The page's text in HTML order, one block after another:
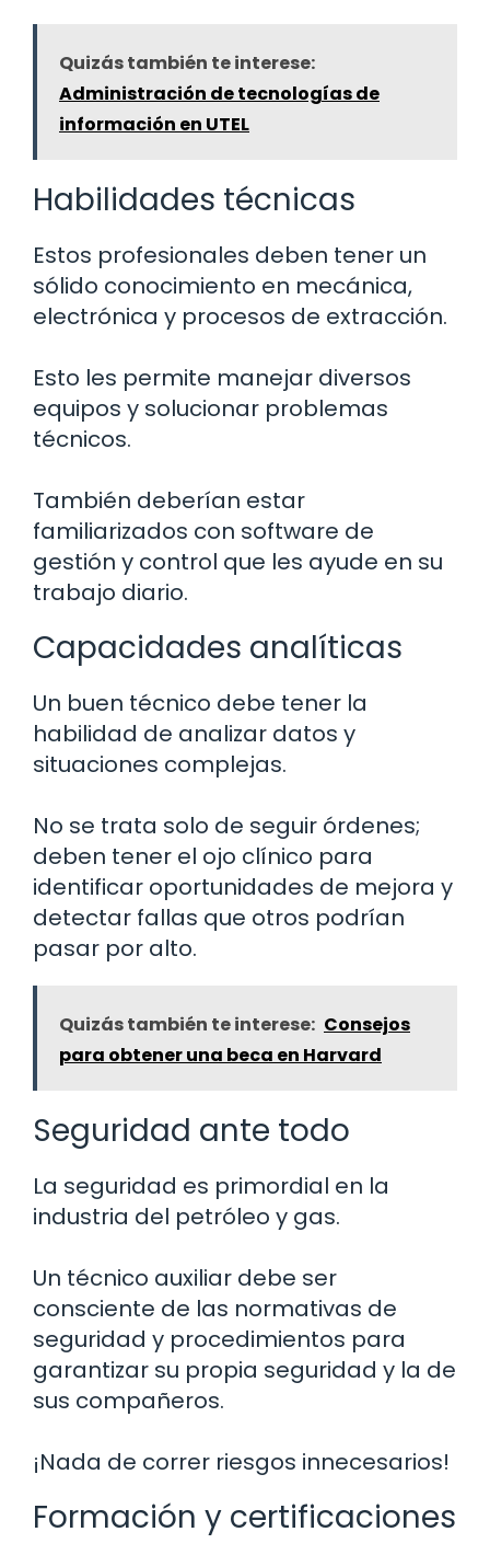
Quizás también te interese:
Administración de tecnologías de
información en UTEL
Habilidades técnicas
Estos profesionales deben tener un
sólido conocimiento en mecánica,
electrónica y procesos de extracción.
Esto les permite manejar diversos
equipos y solucionar problemas
técnicos.
También deberían estar
familiarizados con software de
gestión y control que les ayude en su
trabajo diario.
Capacidades analíticas
Un buen técnico debe tener la
habilidad de analizar datos y
situaciones complejas.
No se trata solo de seguir órdenes;
deben tener el ojo clínico para
identificar oportunidades de mejora y
detectar fallas que otros podrían
pasar por alto.
Quizás también te interese: Consejos
para obtener una beca en Harvard
Seguridad ante todo
La seguridad es primordial en la
industria del petróleo y gas.
Un técnico auxiliar debe ser
consciente de las normativas de
seguridad y procedimientos para
garantizar su propia seguridad y la de
sus compañeros.
¡Nada de correr riesgos innecesarios!
Formación y certificaciones